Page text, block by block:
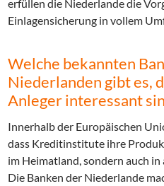
erfüllen die Niederlande die
Einlagensicherung in vollem
Welche bekannten
Niederlanden gibt es,
Anleger interessant
Innerhalb der Europäischen
dass Kreditinstitute ihre
im Heimatland, sondern auch
Die Banken der Niederlande